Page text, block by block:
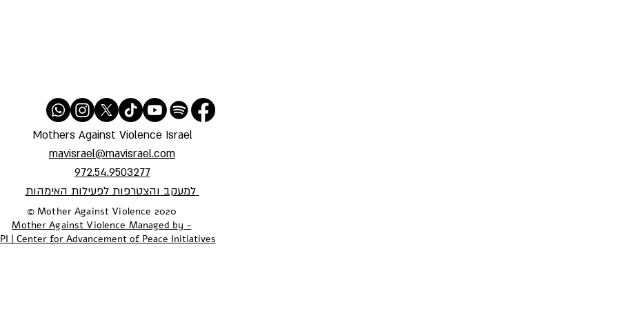
Mothers Against Violence Israel
mavisrael@mavisrael.com
972.54.9503277
למעקב והצטרפות לפעילות האימהות
​© Mother Against Violence 2020
Mother Against Violence Managed by -
| Center for Advancement of Peace Initiatives